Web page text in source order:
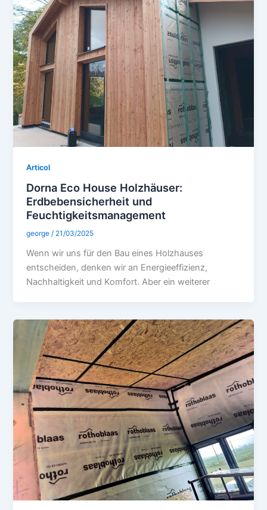
Articol
Dorna Eco House Holzhäuser:
Erdbebensicherheit und
Feuchtigkeitsmanagement
george/ 21/03/2025
Wenn wir uns für den Bau eines Holzhauses
entscheiden, denken wir an Energieeffizienz,
Nachhaltigkeit und Komfort. Aber ein weiterer